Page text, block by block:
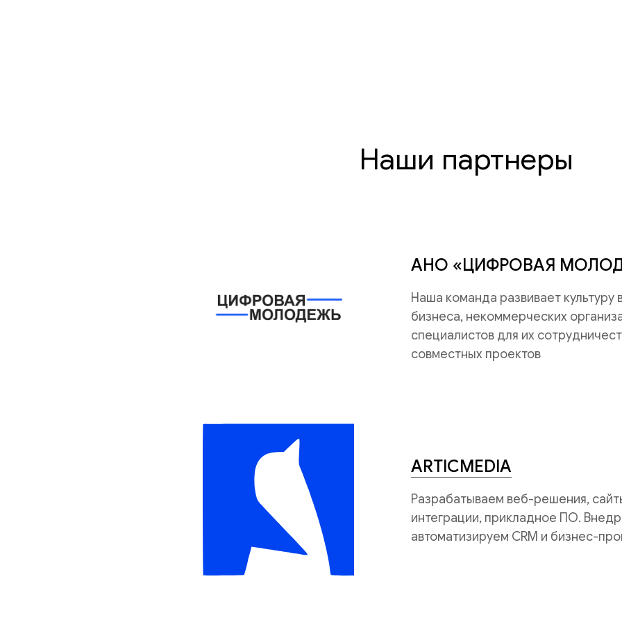
Наши партнеры
АНО «ЦИФРОВАЯ
Наша команда развивает культуру
бизнеса, некоммерческих
специалистов для их
совместных проектов
ARTICMEDIA
Разрабатываем веб-решения,
интеграции, прикладное ПО.
автоматизируем CRM и бизнес-